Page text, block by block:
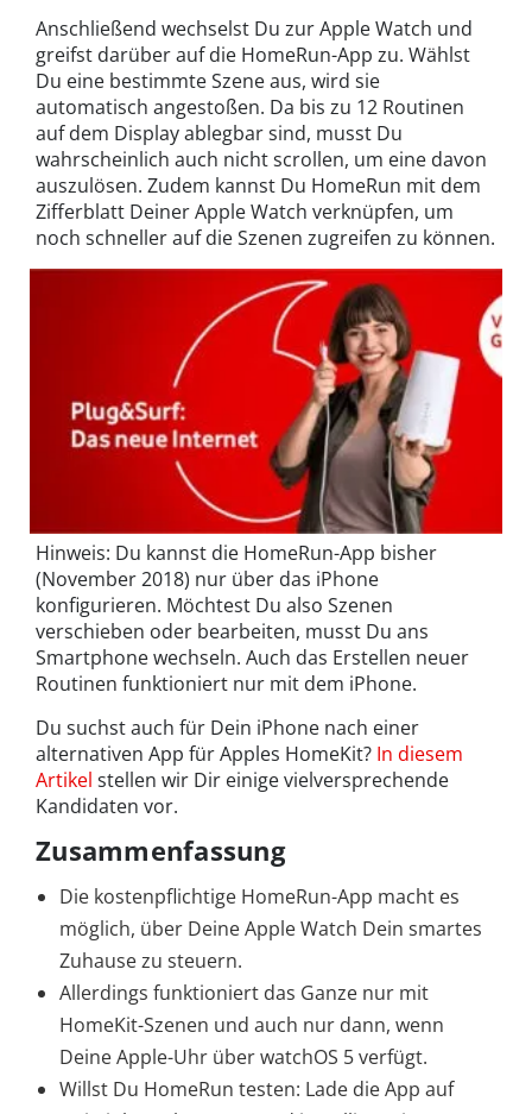
Anschließend wechselst Du zur Apple Watch und
greifst darüber auf die HomeRun-App zu. Wählst
Du eine bestimmte Szene aus, wird sie
automatisch angestoßen. Da bis zu 12 Routinen
auf dem Display ablegbar sind, musst Du
wahrscheinlich auch nicht scrollen, um eine davon
auszulösen. Zudem kannst Du HomeRun mit dem
Zifferblatt Deiner Apple Watch verknüpfen, um
noch schneller auf die Szenen zugreifen zu können.
Hinweis: Du kannst die HomeRun-App bisher
(November 2018) nur über das iPhone
konfigurieren. Möchtest Du also Szenen
verschieben oder bearbeiten, musst Du ans
Smartphone wechseln. Auch das Erstellen neuer
Routinen funktioniert nur mit dem iPhone.
Du suchst auch für Dein iPhone nach einer
alternativen App für Apples HomeKit? In diesem
Artikel stellen wir Dir einige vielversprechende
Kandidaten vor.
Zusammenfassung
Die kostenpflichtige HomeRun-App macht es
möglich, über Deine Apple Watch Dein smartes
Zuhause zu steuern.
Allerdings funktioniert das Ganze nur mit
HomeKit-Szenen und auch nur dann, wenn
Deine Apple-Uhr über watchOS 5 verfügt.
Willst Du HomeRun testen: Lade die App auf